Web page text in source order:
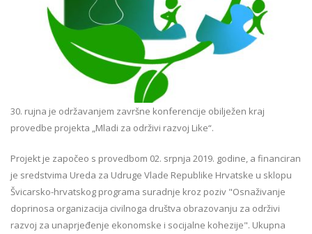
30. rujna je održavanjem završne konferencije obilježen kraj
provedbe projekta „Mladi za održivi razvoj Like“.
Projekt je započeo s provedbom 02. srpnja 2019. godine, a financiran
je sredstvima Ureda za Udruge Vlade Republike Hrvatske u sklopu
Švicarsko-hrvatskog programa suradnje kroz poziv "Osnaživanje
doprinosa organizacija civilnoga društva obrazovanju za održivi
razvoj za unaprjeđenje ekonomske i socijalne kohezije". Ukupna